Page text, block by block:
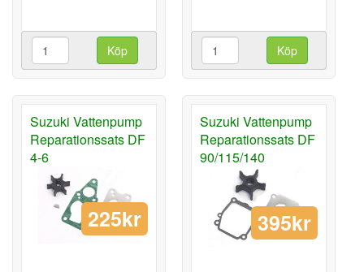
Köp Köp
Suzuki Vattenpump
Reparationssats DF
4-6
225kr
Suzuki Vattenpump
Reparationssats DF
90/115/140
395kr